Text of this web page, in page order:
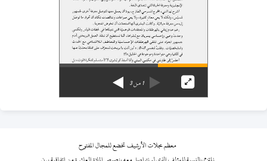
1من3
معظم مجلات الأرشيف تخضع للمجال المفتوح